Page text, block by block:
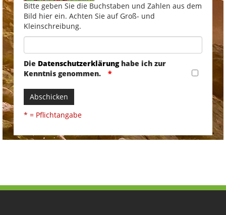
Bitte geben Sie die Buchstaben und Zahlen aus dem
Bild hier ein. Achten Sie auf Groß- und
Kleinschreibung.
Die Datenschutzerklärunghabe ich zur
Kenntnis genommen.
Abschicken
* = Pflichtangabe